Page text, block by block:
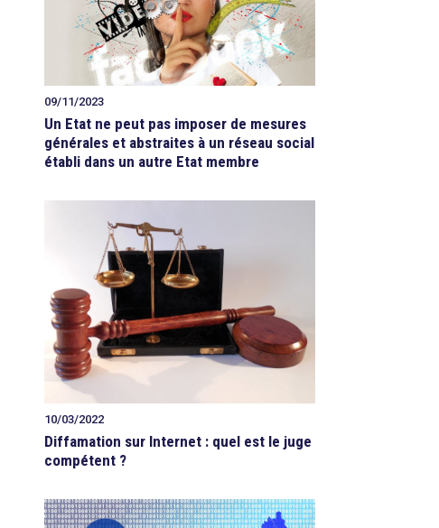
09/11/2023
Un Etat ne peut pas imposer de mesures
générales et abstraites à un réseau social
établi dans un autre Etat membre
10/03/2022
Diffamation sur Internet : quel est le juge
compétent ?